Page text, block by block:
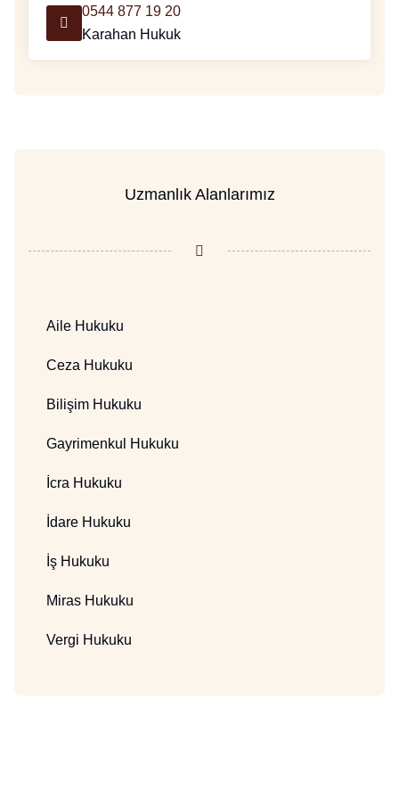
0544 877 19 20
Karahan Hukuk
Uzmanlık Alanlarımız
Aile Hukuku
Ceza Hukuku
Bilişim Hukuku
Gayrimenkul Hukuku
İcra Hukuku
İdare Hukuku
İş Hukuku
Miras Hukuku
Vergi Hukuku